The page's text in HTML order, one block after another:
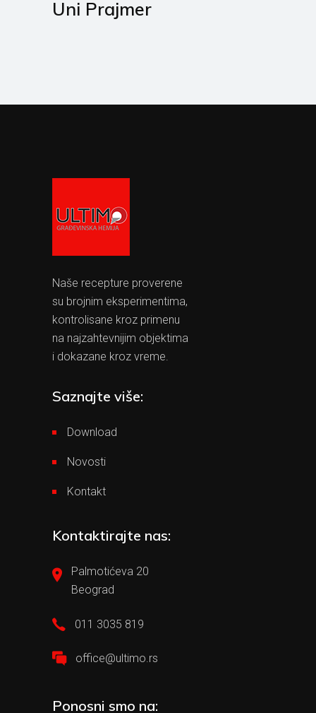
Uni Prajmer
Naše recepture proverene
su brojnim eksperimentima,
kontrolisane kroz primenu
na najzahtevnijim objektima
i dokazane kroz vreme.
Saznajte više:
Download
Novosti
Kontakt
Kontaktirajte nas:
Palmotićeva 20
Beograd
011 3035 819
office@ultimo.rs
Ponosni smo na: